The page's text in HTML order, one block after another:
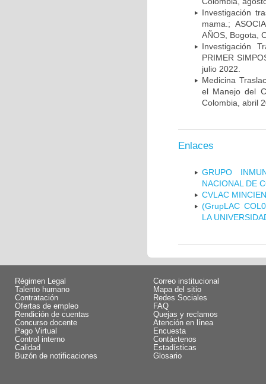
Investigación
mama.;
AÑOS, Bogota,
Investigación
PRIMER
julio 2022.
Medicina
el Manejo del
Colombia, abril
Enlaces
GRUPO
NACIONAL DE
CVLAC
(GrupLAC
LA
Régimen Legal
Talento humano
Contratación
Ofertas de empleo
Rendición de cuentas
Concurso docente
Pago Virtual
Control interno
Calidad
Buzón de notificaciones
Correo institucional
Mapa del sitio
Redes Sociales
FAQ
Quejas y reclamos
Atención en línea
Encuesta
Contáctenos
Estadísticas
Glosario